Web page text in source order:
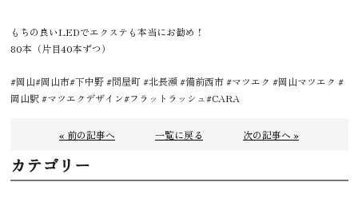
もちの良いLEDでエクステも本当にお勧め！
80本（片目40本ずつ）
#岡山#岡山市#下中野 #問屋町 #北長瀬 #備前西市 #マツエク #岡山マツエク #
岡山駅 #マツエクデザイン#フラットラッシュ#CARA
« 前の記事へ 一覧に戻る 次の記事へ »
カテゴリー